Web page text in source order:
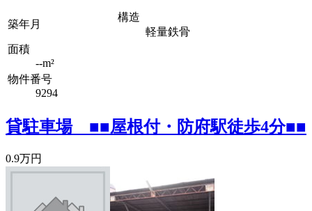
築年月
構造
軽量鉄骨
面積
--m²
物件番号
9294
貸駐車場 ■■屋根付・防府駅徒歩4分■■
0.9万円